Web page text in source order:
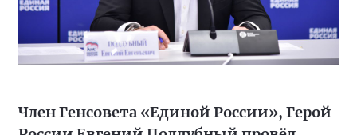
Член Генсовета «Единой России», Герой